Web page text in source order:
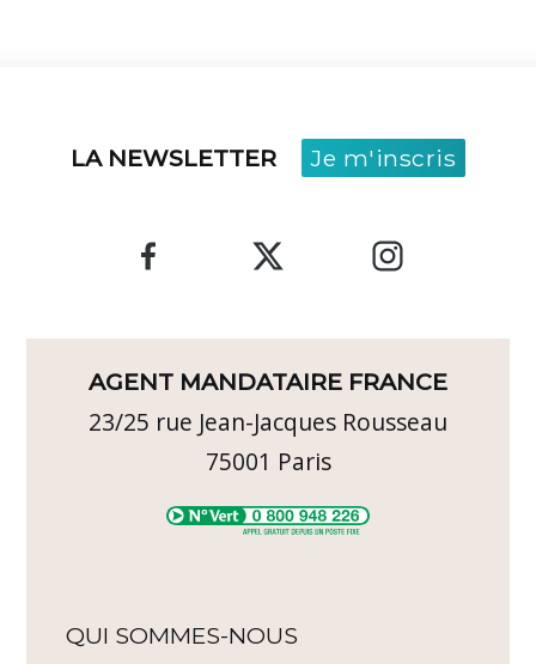
LA NEWSLETTER Je m'inscris
AGENT MANDATAIRE FRANCE
23/25 rue Jean-Jacques Rousseau
75001 Paris
QUI SOMMES-NOUS